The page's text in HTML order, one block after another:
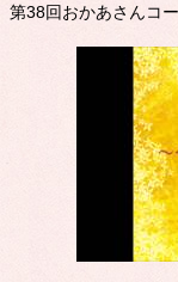
第38回おかあさんコ